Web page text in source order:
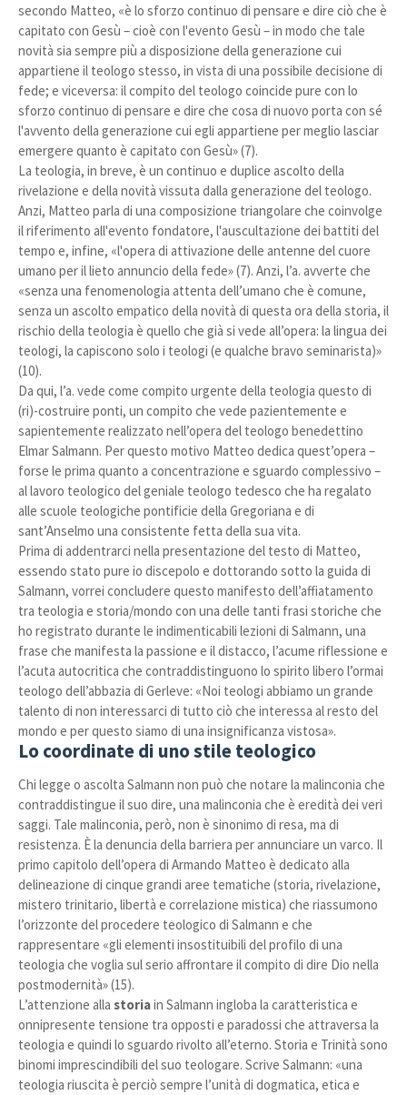
secondo Matteo, «è lo sforzo continuo di pensare e dire ciò che è
capitato con Gesù – cioè con l'evento Gesù – in modo che tale
novità sia sempre più a disposizione della generazione cui
appartiene il teologo stesso, in vista di una possibile decisione di
fede; e viceversa: il compito del teologo coincide pure con lo
sforzo continuo di pensare e dire che cosa di nuovo porta con sé
l'avvento della generazione cui egli appartiene per meglio lasciar
emergere quanto è capitato con Gesù» (7).
La teologia, in breve, è un continuo e duplice ascolto della
rivelazione e della novità vissuta dalla generazione del teologo.
Anzi, Matteo parla di una composizione triangolare che coinvolge
il riferimento all'evento fondatore, l'auscultazione dei battiti del
tempo e, infine, «l'opera di attivazione delle antenne del cuore
umano per il lieto annuncio della fede» (7). Anzi, l’a. avverte che
«senza una fenomenologia attenta dell’umano che è comune,
senza un ascolto empatico della novità di questa ora della storia, il
rischio della teologia è quello che già si vede all’opera: la lingua dei
teologi, la capiscono solo i teologi (e qualche bravo seminarista)»
(10).
Da qui, l’a. vede come compito urgente della teologia questo di
(ri)-costruire ponti, un compito che vede pazientemente e
sapientemente realizzato nell’opera del teologo benedettino
Elmar Salmann. Per questo motivo Matteo dedica quest’opera –
forse le prima quanto a concentrazione e sguardo complessivo –
al lavoro teologico del geniale teologo tedesco che ha regalato
alle scuole teologiche pontificie della Gregoriana e di
sant’Anselmo una consistente fetta della sua vita.
Prima di addentrarci nella presentazione del testo di Matteo,
essendo stato pure io discepolo e dottorando sotto la guida di
Salmann, vorrei concludere questo manifesto dell’affiatamento
tra teologia e storia/mondo con una delle tanti frasi storiche che
ho registrato durante le indimenticabili lezioni di Salmann, una
frase che manifesta la passione e il distacco, l’acume riflessione e
l’acuta autocritica che contraddistinguono lo spirito libero l’ormai
teologo dell’abbazia di Gerleve: «Noi teologi abbiamo un grande
talento di non interessarci di tutto ciò che interessa al resto del
mondo e per questo siamo di una insignificanza vistosa».
Lo coordinate di uno stile teologico
Chi legge o ascolta Salmann non può che notare la malinconia che
contraddistingue il suo dire, una malinconia che è eredità dei veri
saggi. Tale malinconia, però, non è sinonimo di resa, ma di
resistenza. È la denuncia della barriera per annunciare un varco. Il
primo capitolo dell’opera di Armando Matteo è dedicato alla
delineazione di cinque grandi aree tematiche (storia, rivelazione,
mistero trinitario, libertà e correlazione mistica) che riassumono
l’orizzonte del procedere teologico di Salmann e che
rappresentare «gli elementi insostituibili del profilo di una
teologia che voglia sul serio affrontare il compito di dire Dio nella
postmodernità» (15).
L’attenzione alla storiain Salmann ingloba la caratteristica e
onnipresente tensione tra opposti e paradossi che attraversa la
teologia e quindi lo sguardo rivolto all’eterno. Storia e Trinità sono
binomi imprescindibili del suo teologare. Scrive Salmann: «una
teologia riuscita è perciò sempre l’unità di dogmatica, etica e